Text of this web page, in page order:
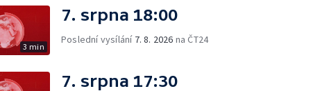
3 min
7. srpna 18:00
Poslední vysílání 7. 8. 2026 na ČT24
7. srpna 17:30